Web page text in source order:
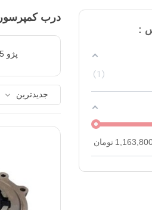
:
1
تومان
درب کمپرسور
پژو 405
جدیدترین